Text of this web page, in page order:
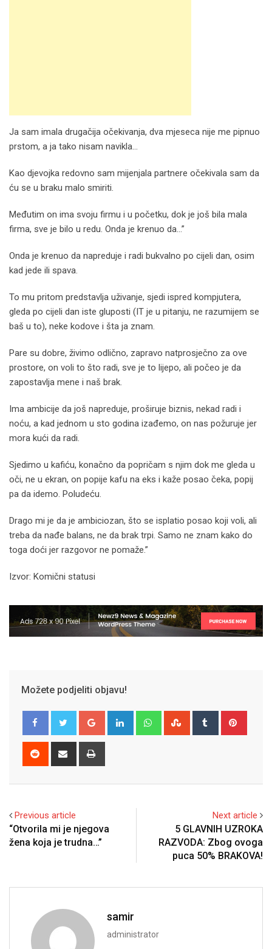
Ja sam imala drugačija očekivanja, dva mjeseca nije me pipnuo
prstom, a ja tako nisam navikla…
Kao djevojka redovno sam mijenjala partnere očekivala sam da
ću se u braku malo smiriti.
Međutim on ima svoju firmu i u početku, dok je još bila mala
firma, sve je bilo u redu. Onda je krenuo da…”
Onda je krenuo da napreduje i radi bukvalno po cijeli dan, osim
kad jede ili spava.
To mu pritom predstavlja uživanje, sjedi ispred kompjutera,
gleda po cijeli dan iste gluposti (IT je u pitanju, ne razumijem se
baš u to), neke kodove i šta ja znam.
Pare su dobre, živimo odlično, zapravo natprosječno za ove
prostore, on voli to što radi, sve je to lijepo, ali počeo je da
zapostavlja mene i naš brak.
Ima ambicije da još napreduje, proširuje biznis, nekad radi i
noću, a kad jednom u sto godina izađemo, on nas požuruje jer
mora kući da radi.
Sjedimo u kafiću, konačno da popričam s njim dok me gleda u
oči, ne u ekran, on popije kafu na eks i kaže posao čeka, popij
pa da idemo. Poludeću.
Drago mi je da je ambiciozan, što se isplatio posao koji voli, ali
treba da nađe balans, ne da brak trpi. Samo ne znam kako do
toga doći jer razgovor ne pomaže.”
Izvor: Komični statusi
Možete podjeliti objavu!
Google+ LinkedIn WhatsappStumbleUpon
Tumblr
Reddit
Share
Previous article
“Otvorila mi je njegova
žena koja je trudna…”
Next article
5 GLAVNIH UZROKA
RAZVODA: Zbog ovoga
puca 50% BRAKOVA!
samir
administrator